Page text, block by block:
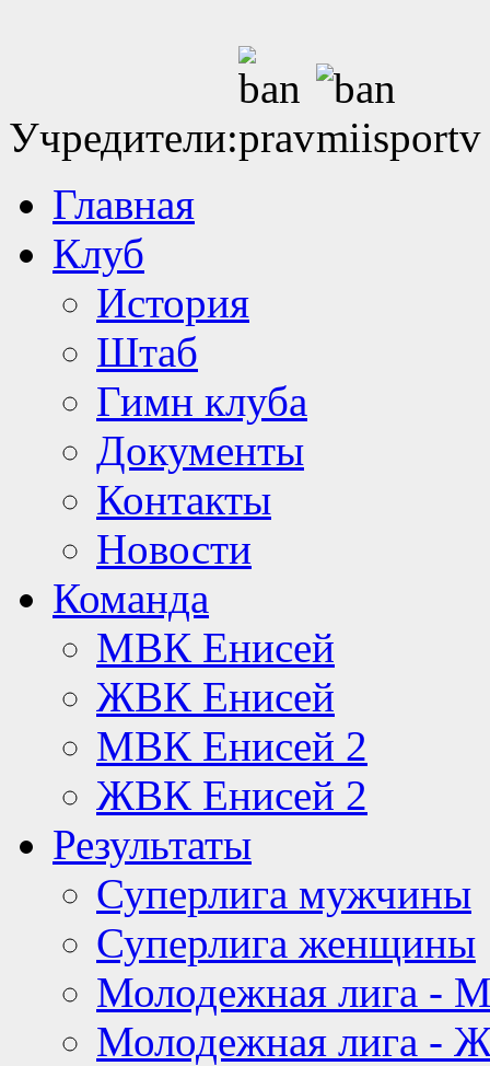
Учредители:
Главная
Клуб
История
Штаб
Гимн клуба
Документы
Контакты
Новости
Команда
МВК Енисей
ЖВК Енисей
МВК Енисей 2
ЖВК Енисей 2
Результаты
Суперлига мужчины
Суперлига женщины
Молодежная лига -
Молодежная лига -